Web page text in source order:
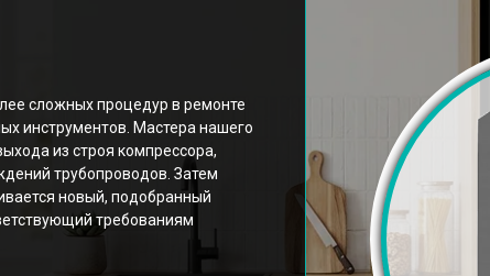
сложных процедур в ремонте
инструментов. Мастера нашего
из строя компрессора,
трубопроводов. Затем
новый, подобранный
требованиям